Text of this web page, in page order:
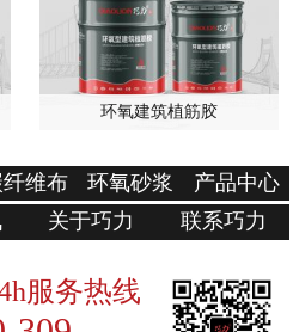
环氧建筑植筋胶
维布 环氧砂浆
产品中心
关于巧力 联系巧力
服务热线